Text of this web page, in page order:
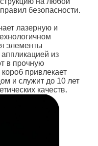
безопасности.
лазерную и
элементы
из
в прочную
привлекает
и служит до 10 лет
качеств.